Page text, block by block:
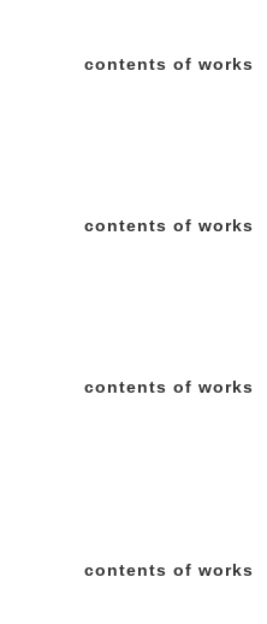
contents of works
contents of works
contents of works
contents of works